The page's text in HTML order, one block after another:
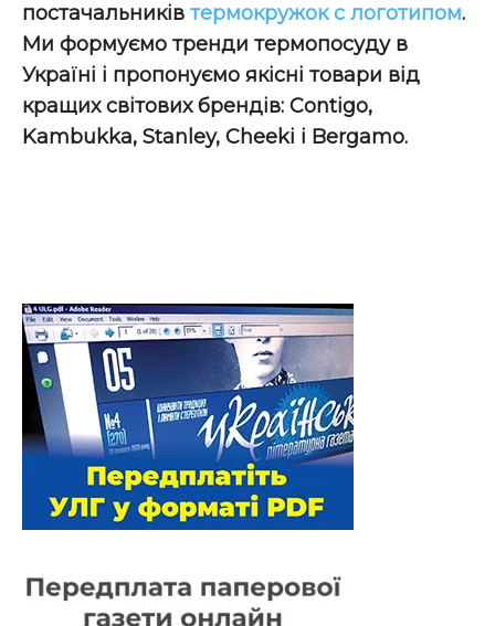
постачальників термокружок с логотипом.
Ми формуємо тренди термопосуду в
Україні і пропонуємо якісні товари від
кращих світових брендів: Contigo,
Kambukka, Stanley, Cheeki і Bergamo.